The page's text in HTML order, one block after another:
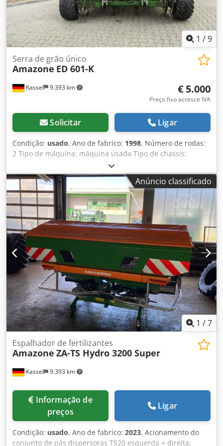
1 /9
Kassel 9.393 km
Serra de grão único
Amazone ED 601-K
€ 5.000
Preço fixo acresce IVA
Solicitar Ligar
Condição: usado, Ano de fabrico: 1998, Número de rodas:
2 Tipo de máquina: máquina usada Tipo de chassis:
acoplável Equipamento para adubação / rosca
transportadora de adubo / Dcodpfx Apjr Ncfqjiek
Anúncio classificado
1 /7
Kassel 9.393 km
Espalhador de fertilizantes
Amazone ZA-TS Hydro 3200 Super
preços
Ligar
Condição: usado, Ano de fabrico: 2023, Acionamento do
conjunto de pás dispersoras TS20 esquerda + direita,